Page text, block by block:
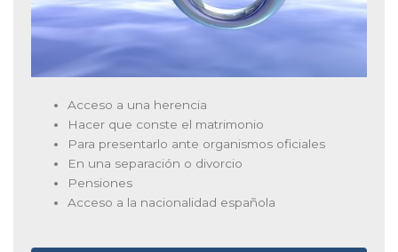
Acceso a una herencia
Hacer que conste el matrimonio
Para presentarlo ante organismos oficiales
En una separación o divorcio
Pensiones
Acceso a la nacionalidad española